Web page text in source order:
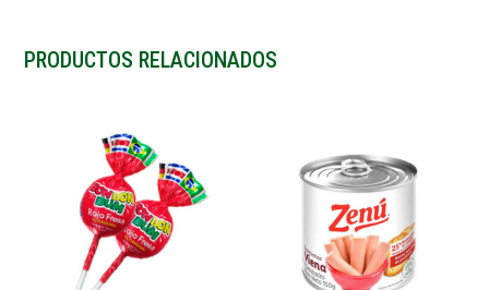
PRODUCTOS RELACIONADOS